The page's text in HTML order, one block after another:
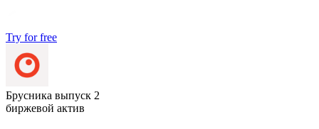
Try for free
Брусника выпуск 2
биржевой актив